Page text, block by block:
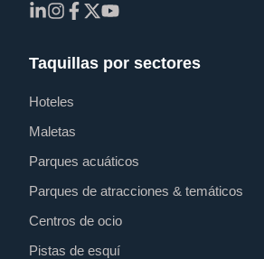
Taquillas por sectores
Hoteles
Maletas
Parques acuáticos
Parques de atracciones & temáticos
Centros de ocio
Pistas de esquí